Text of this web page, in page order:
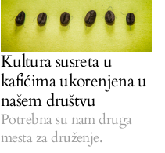
Kultura susreta u
kafićima ukorenjena u
našem društvu
Potrebna su nam druga
mesta za druženje.